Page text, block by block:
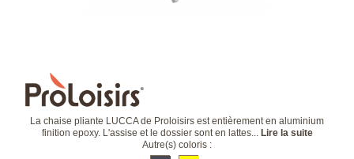
La chaise pliante LUCCA de Proloisirs est entièrement en aluminium
finition epoxy. L'assise et le dossier sont en lattes... Lire la suite
Autre(s) coloris :